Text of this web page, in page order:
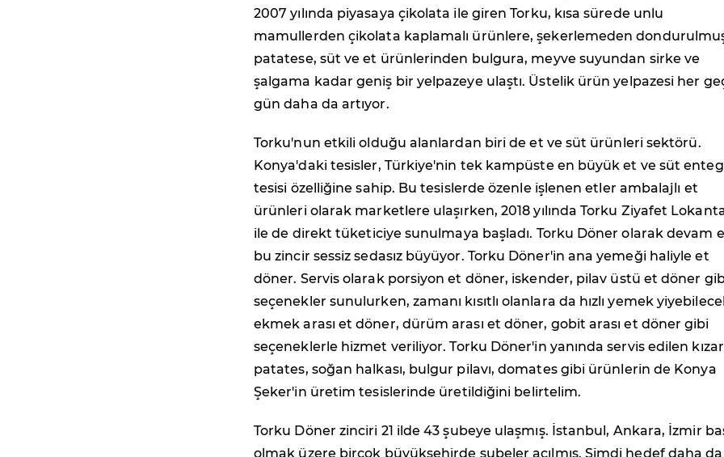
2007 yılında piyasaya çikolata ile giren Torku, kısa sürede unlu
mamullerden çikolata kaplamalı ürünlere, şekerlemeden
patatese, süt ve et ürünlerinden bulgura, meyve suyundan sirke ve
şalgama kadar geniş bir yelpazeye ulaştı. Üstelik ürün yelpazesi her
gün daha da artıyor.
Torku'nun etkili olduğu alanlardan biri de et ve süt ürünleri sektörü.
Konya'daki tesisler, Türkiye'nin tek kampüste en büyük et ve süt
tesisi özelliğine sahip. Bu tesislerde özenle işlenen etler ambalajlı et
ürünleri olarak marketlere ulaşırken, 2018 yılında Torku Ziyafet
ile de direkt tüketiciye sunulmaya başladı. Torku Döner olarak devam
bu zincir sessiz sedasız büyüyor. Torku Döner'in ana yemeği haliyle et
döner. Servis olarak porsiyon et döner, iskender, pilav üstü et döner
seçenekler sunulurken, zamanı kısıtlı olanlara da hızlı yemek
ekmek arası et döner, dürüm arası et döner, gobit arası et döner gibi
seçeneklerle hizmet veriliyor. Torku Döner'in yanında servis edilen
patates, soğan halkası, bulgur pilavı, domates gibi ürünlerin de Konya
Şeker'in üretim tesislerinde üretildiğini belirtelim.
Torku Döner zinciri 21 ilde 43 şubeye ulaşmış. İstanbul, Ankara, İzmir
olmak üzere birçok büyükşehirde şubeler açılmış. Şimdi hedef daha da